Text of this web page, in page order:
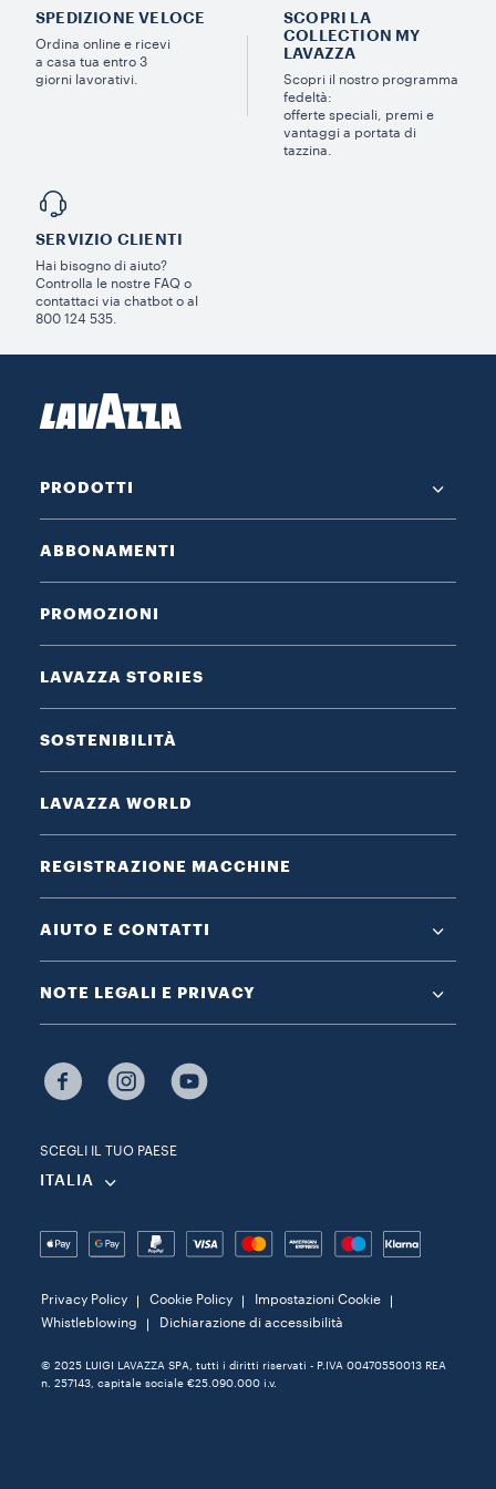
SPEDIZIONE VELOCE
Ordina online e ricevi
a casa tua entro 3
giorni lavorativi.
SCOPRI LA
COLLECTION MY
LAVAZZA
Scopri il nostro programma
fedeltà:
offerte speciali, premi e
vantaggi a portata di
tazzina.
SERVIZIO CLIENTI​
Hai bisogno di aiuto?​
Controlla le nostre FAQ o
contattaci via chatbot o al
800 124 535.
PRODOTTI
ABBONAMENTI
PROMOZIONI
LAVAZZA STORIES
SOSTENIBILITÀ
LAVAZZA WORLD
REGISTRAZIONE MACCHINE
AIUTO E CONTATTI
NOTE LEGALI E PRIVACY
SCEGLI IL TUO PAESE
ITALIA
Privacy Policy Cookie Policy
Impostazioni Cookie
Whistleblowing
Dichiarazione di accessibilità
© 2025 LUIGI LAVAZZA SPA, tutti i diritti riservati - P.IVA 00470550013 REA
n. 257143, capitale sociale €25.090.000 i.v.